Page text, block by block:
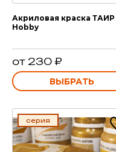
Акриловая краска ТАИР
Hobby
от 230 ₽
ВЫБРАТЬ
серия